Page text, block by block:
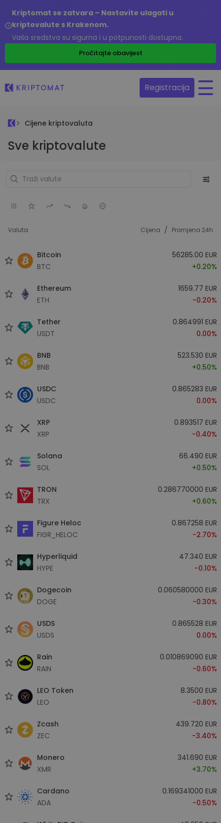
Kriptomat se zatvara – Nastavite ulagati u
kriptovalute s Krakenom.
Vaša sredstva su sigurna i u potpunosti dostupna.
Pročitajte obavijest
Registracija
Cijene kriptovaluta
Sve kriptovalute
Valuta Cijena / Promjena 24h
Bitcoin
BTC
56285.00 EUR
+0.20%
Ethereum
ETH
1659.77 EUR
-0.20%
Tether
USDT
0.864991 EUR
0.00%
BNB
BNB
523.530 EUR
+0.50%
USDC
USDC
0.865283 EUR
0.00%
XRP
XRP
0.893517 EUR
-0.40%
Solana
SOL
66.490 EUR
+0.50%
TRON
TRX
0.286770000 EUR
+0.60%
Figure Heloc
FIGR_HELOC
0.867258 EUR
-2.70%
Hyperliquid
HYPE
47.340 EUR
-0.10%
Dogecoin
DOGE
0.060580000 EUR
-0.30%
USDS
USDS
0.865528 EUR
0.00%
Rain
RAIN
0.010869090 EUR
-0.60%
LEO Token
LEO
8.3500 EUR
-0.80%
Zcash
ZEC
439.720 EUR
-3.40%
Monero
XMR
341.690 EUR
+3.70%
Cardano
ADA
0.169341000 EUR
-0.50%